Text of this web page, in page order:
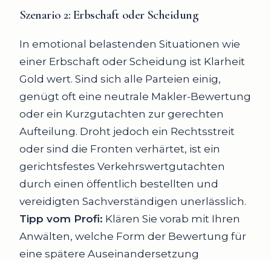
Szenario 2: Erbschaft oder Scheidung
In emotional belastenden Situationen wie
einer Erbschaft oder Scheidung ist Klarheit
Gold wert. Sind sich alle Parteien einig,
genügt oft eine neutrale Makler-Bewertung
oder ein Kurzgutachten zur gerechten
Aufteilung. Droht jedoch ein Rechtsstreit
oder sind die Fronten verhärtet, ist ein
gerichtsfestes Verkehrswertgutachten
durch einen öffentlich bestellten und
vereidigten Sachverständigen unerlässlich.
Tipp vom Profi: Klären Sie vorab mit Ihren
Anwälten, welche Form der Bewertung für
eine spätere Auseinandersetzung